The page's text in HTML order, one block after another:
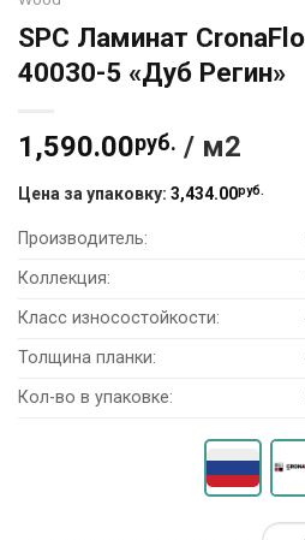
SPC Ламинат
40030-5 «Дуб Регин»
1,590.00руб. / м2
Цена за упаковку: 3,434.00руб.
Производитель:
Коллекция:
Класс износостойкости:
Толщина планки:
Кол-во в упаковке: